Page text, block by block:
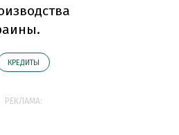
КРЕДИТЫ
РЕКЛАМА: